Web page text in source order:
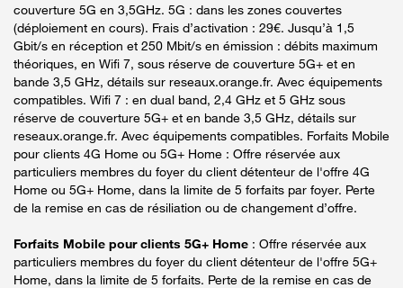
couverture 5G en 3,5GHz. 5G : dans les zones couvertes
(déploiement en cours). Frais d’activation : 29€. Jusqu’à 1,5
Gbit/s en réception et 250 Mbit/s en émission : débits maximum
théoriques, en Wifi 7, sous réserve de couverture 5G+ et en
bande 3,5 GHz, détails sur reseaux.orange.fr. Avec équipements
compatibles. Wifi 7 : en dual band, 2,4 GHz et 5 GHz sous
réserve de couverture 5G+ et en bande 3,5 GHz, détails sur
reseaux.orange.fr. Avec équipements compatibles. Forfaits Mobile
pour clients 4G Home ou 5G+ Home : Offre réservée aux
particuliers membres du foyer du client détenteur de l'offre 4G
Home ou 5G+ Home, dans la limite de 5 forfaits par foyer. Perte
de la remise en cas de résiliation ou de changement d’offre.
Forfaits Mobile pour clients 5G+ Home : Offre réservée aux
particuliers membres du foyer du client détenteur de l'offre 5G+
Home, dans la limite de 5 forfaits. Perte de la remise en cas de